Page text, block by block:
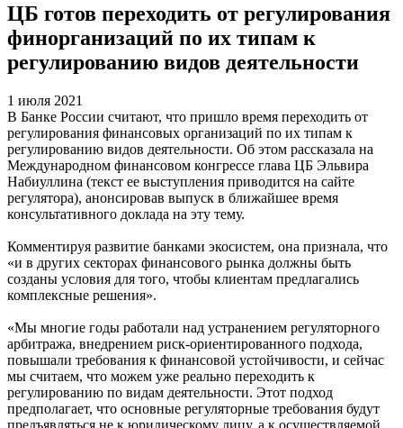
ЦБ готов переходить от регулирования
финорганизаций по их типам к
регулированию видов деятельности
1 июля 2021
В Банке России считают, что пришло время переходить от
регулирования финансовых организаций по их типам к
регулированию видов деятельности. Об этом рассказала на
Международном финансовом конгрессе глава ЦБ Эльвира
Набиуллина (текст ее выступления приводится на сайте
регулятора), анонсировав выпуск в ближайшее время
консультативного доклада на эту тему.
Комментируя развитие банками экосистем, она признала, что
«и в других секторах финансового рынка должны быть
созданы условия для того, чтобы клиентам предлагались
комплексные решения».
«Мы многие годы работали над устранением регуляторного
арбитража, внедрением риск-ориентированного подхода,
повышали требования к финансовой устойчивости, и сейчас
мы считаем, что можем уже реально переходить к
регулированию по видам деятельности. Этот подход
предполагает, что основные регуляторные требования будут
предъявляться не к юридическому лицу, а к осуществляемой